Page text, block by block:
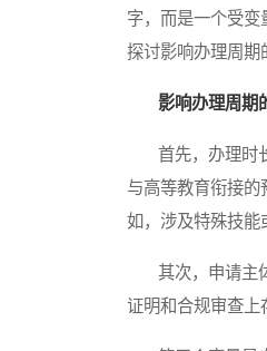
字，而是一个受
探讨影响办理周期
影响办理周期
首先，办理时长
与高等教育衔接的
如，涉及特殊技能
其次，申请主体
证明和合规审查上